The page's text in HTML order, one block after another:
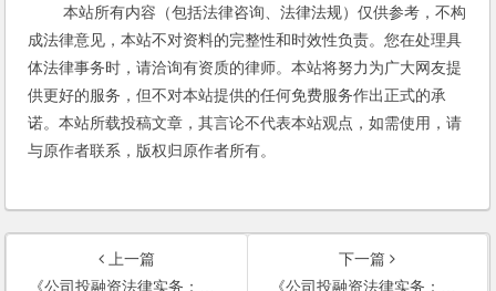
本站所有内容（包括法律咨询、法律法规）仅供参考，不构
成法律意见，本站不对资料的完整性和时效性负责。您在处理具
体法律事务时，请洽询有资质的律师。本站将努力为广大网友提
供更好的服务，但不对本站提供的任何免费服务作出正式的承
诺。本站所载投稿文章，其言论不代表本站观点，如需使用，请
与原作者联系，版权归原作者所有。
上一篇
《公司投融资法律实务：模式与流程》封面和封底
下一篇
《公司投融资法律实务：模式与流程》目录